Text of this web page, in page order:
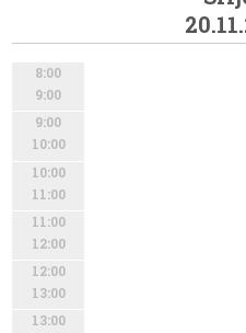
8:00
9:00
9:00
10:00
10:00
11:00
11:00
12:00
12:00
13:00
13:00